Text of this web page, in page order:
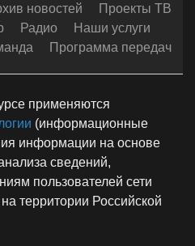
новостей
Проекты ТВ
Радио
Наши услуги
Программа передач
применяются
(информационные
информации на основе
сведений,
пользователей сети
территории Российской